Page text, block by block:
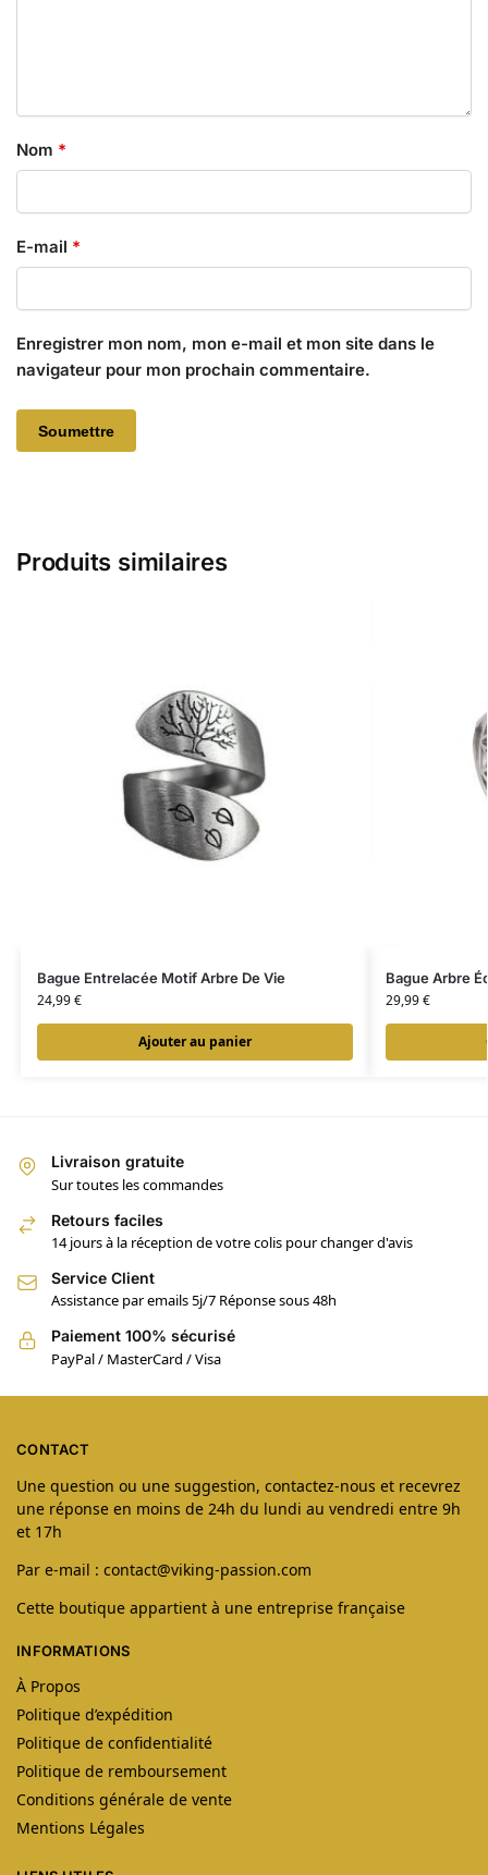
Nom *
E-mail *
Enregistrer mon nom, mon e-mail et mon site dans le
navigateur pour mon prochain commentaire.
Produits similaires
Bague Entrelacée Motif Arbre De Vie
24,99€
Ajouter au panier
Bague Arbre
29,99€
Livraison gratuite
Sur toutes les commandes
Retours faciles
14 jours à la réception de votre colis pour changer d'avis
Service Client
Assistance par emails 5j/7 Réponse sous 48h
Paiement 100% sécurisé
PayPal / MasterCard / Visa
CONTACT
Une question ou une suggestion, contactez-nous et recevrez
une réponse en moins de 24h du lundi au vendredi entre 9h
et 17h
Par e-mail : contact@viking-passion.com
Cette boutique appartient à une entreprise française
INFORMATIONS
À Propos
Politique d’expédition
Politique de confidentialité
Politique de remboursement
Conditions générale de vente
Mentions Légales